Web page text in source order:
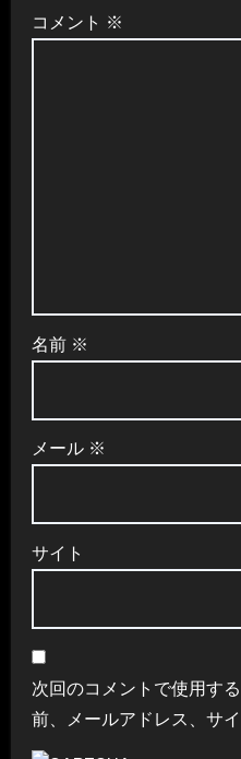
ョ
コメント ※
名前 ※
メール ※
サイト
次回のコメントで使用す
前、メールアドレス、サイ